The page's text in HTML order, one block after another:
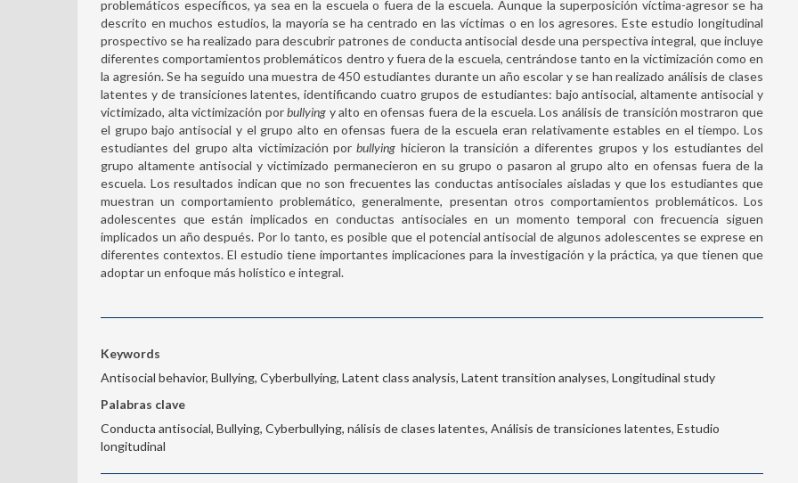
problemáticos específicos, ya sea en la escuela o fuera de la escuela. Aunque la superposición víctima-agresor se ha
descrito en muchos estudios, la mayoría se ha centrado en las víctimas o en los agresores. Este estudio longitudinal
prospectivo se ha realizado para descubrir patrones de conducta antisocial desde una perspectiva integral, que incluye
diferentes comportamientos problemáticos dentro y fuera de la escuela, centrándose tanto en la victimización como en
la agresión. Se ha seguido una muestra de 450 estudiantes durante un año escolar y se han realizado análisis de clases
latentes y de transiciones latentes, identificando cuatro grupos de estudiantes: bajo antisocial, altamente antisocial y
victimizado, alta victimización porbullying y alto en ofensas fuera de la escuela. Los análisis de transición mostraron que
el grupo bajo antisocial y el grupo alto en ofensas fuera de la escuela eran relativamente estables en el tiempo. Los
estudiantes del grupo alta victimización porbullying hicieron la transición a diferentes grupos y los estudiantes del
grupo altamente antisocial y victimizado permanecieron en su grupo o pasaron al grupo alto en ofensas fuera de la
escuela. Los resultados indican que no son frecuentes las conductas antisociales aisladas y que los estudiantes que
muestran un comportamiento problemático, generalmente, presentan otros comportamientos problemáticos. Los
adolescentes que están implicados en conductas antisociales en un momento temporal con frecuencia siguen
implicados un año después. Por lo tanto, es posible que el potencial antisocial de algunos adolescentes se exprese en
diferentes contextos. El estudio tiene importantes implicaciones para la investigación y la práctica, ya que tienen que
adoptar un enfoque más holístico e integral.
Keywords
Antisocial behavior, Bullying, Cyberbullying, Latent class analysis, Latent transition analyses, Longitudinal study
Palabras clave
Conducta antisocial, Bullying, Cyberbullying, nálisis de clases latentes, Análisis de transiciones latentes, Estudio
longitudinal